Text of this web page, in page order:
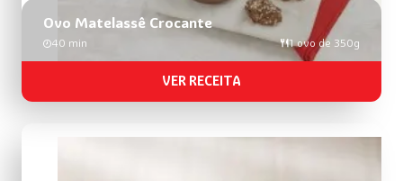
Ovo Matelassê Crocante
40 min 1 ovo de 350g
VER RECEITA